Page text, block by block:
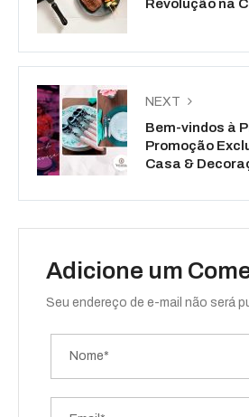
Revolução na
NEXT
Bem-vindos à
Promoção
Casa &
Adicione um
Seu endereço de e-mail não será